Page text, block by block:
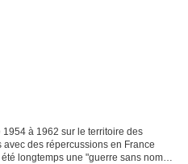
à 1962 sur le territoire des
des répercussions en France
longtemps une "guerre sans nom",